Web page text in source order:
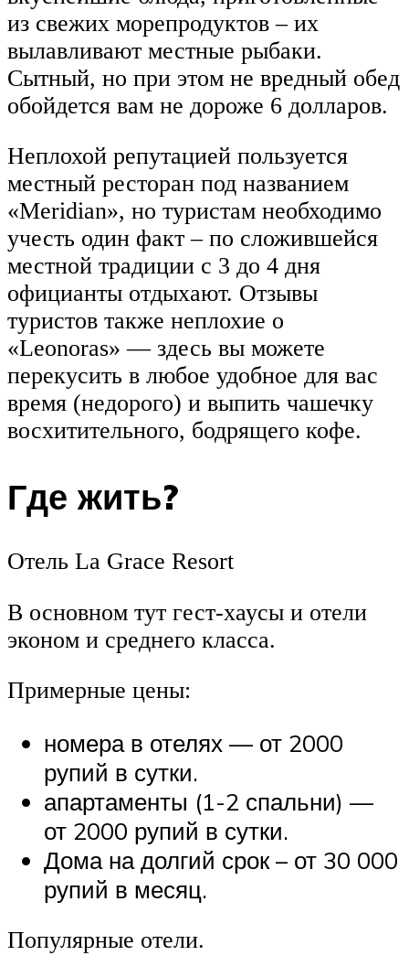
из свежих морепродуктов – их
вылавливают местные рыбаки.
Сытный, но при этом не вредный обед
обойдется вам не дороже 6 долларов.
Неплохой репутацией пользуется
местный ресторан под названием
«Meridian», но туристам необходимо
учесть один факт – по сложившейся
местной традиции с 3 до 4 дня
официанты отдыхают. Отзывы
туристов также неплохие о
«Leonoras» — здесь вы можете
перекусить в любое удобное для вас
время (недорого) и выпить чашечку
восхитительного, бодрящего кофе.
Где жить?
Отель La Grace Resort
В основном тут гест-хаусы и отели
эконом и среднего класса.
Примерные цены:
номера в отелях — от 2000
рупий в сутки.
апартаменты (1-2 спальни) —
от 2000 рупий в сутки.
Дома на долгий срок – от 30 000
рупий в месяц.
Популярные отели.